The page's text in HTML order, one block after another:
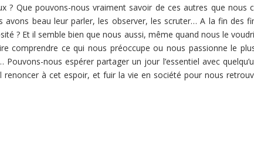
? Que pouvons-nous vraiment savoir de ces autres que
avons beau leur parler, les observer, les scruter… A la fin des
? Et il semble bien que nous aussi, même quand nous le
comprendre ce qui nous préoccupe ou nous passionne le
nous espérer partager un jour l’essentiel avec
renoncer à cet espoir, et fuir la vie en société pour nous